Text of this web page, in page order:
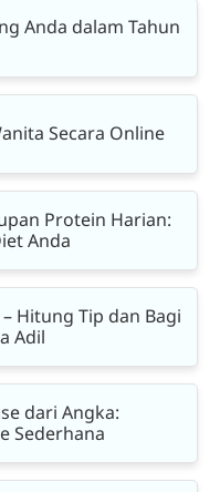
Anda dalam Tahun
Secara Online
Protein Harian:
Anda
Hitung Tip dan Bagi
Adil
dari Angka:
Sederhana